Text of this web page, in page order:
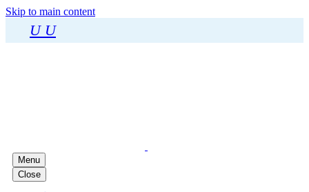
Skip to main content
U U
Menu
Close